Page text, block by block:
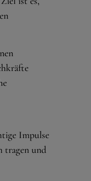
Impulse
tragen und